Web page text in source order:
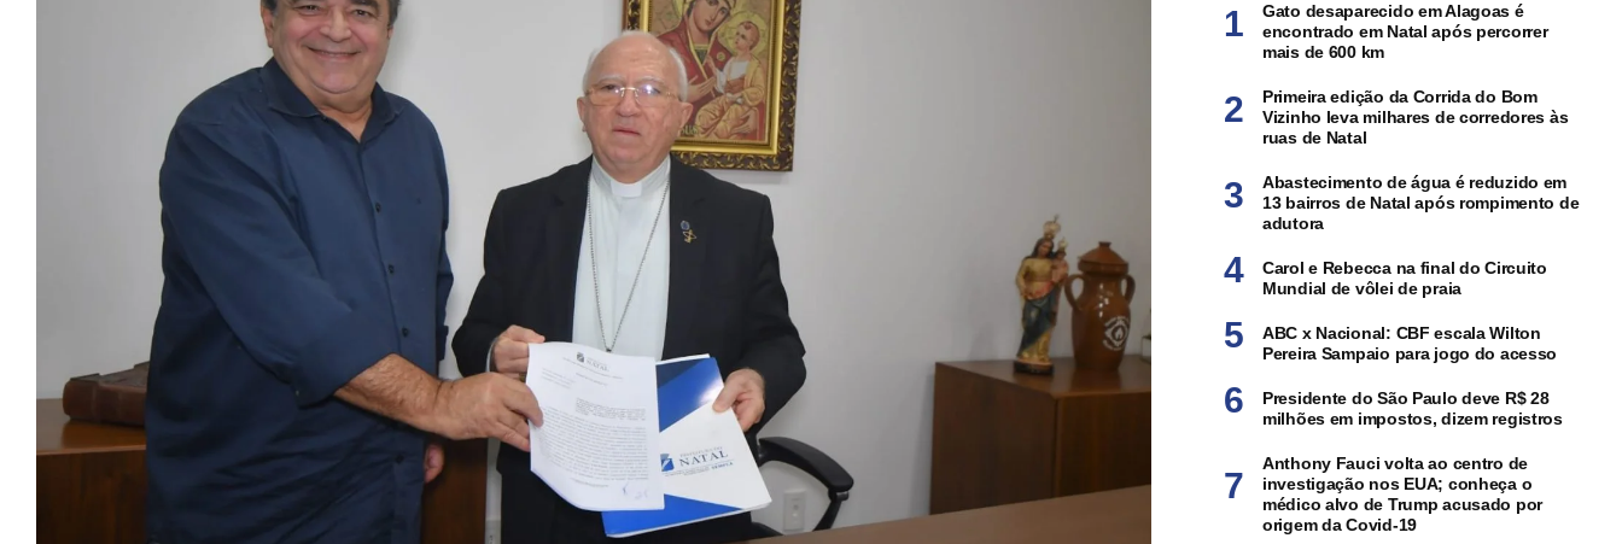
Gato desaparecido em Alagoas é
encontrado em Natal após percorrer
mais de 600 km
Primeira edição da Corrida do Bom
Vizinho leva milhares de corredores às
ruas de Natal
Abastecimento de água é reduzido em
13 bairros de Natal após rompimento de
adutora
Carol e Rebecca na final do Circuito
Mundial de vôlei de praia
ABC x Nacional: CBF escala Wilton
Pereira Sampaio para jogo do acesso
Presidente do São Paulo deve R$ 28
milhões em impostos, dizem registros
Anthony Fauci volta ao centro de
investigação nos EUA; conheça o
médico alvo de Trump acusado por
origem da Covid-19